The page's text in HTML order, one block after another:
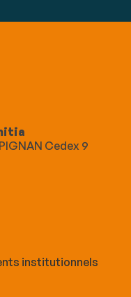
Cedex 9
institutionnels